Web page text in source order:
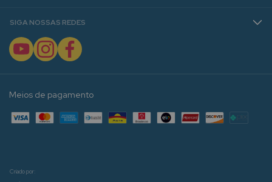
SIGA NOSSAS REDES
Meios de pagamento
Criado por: